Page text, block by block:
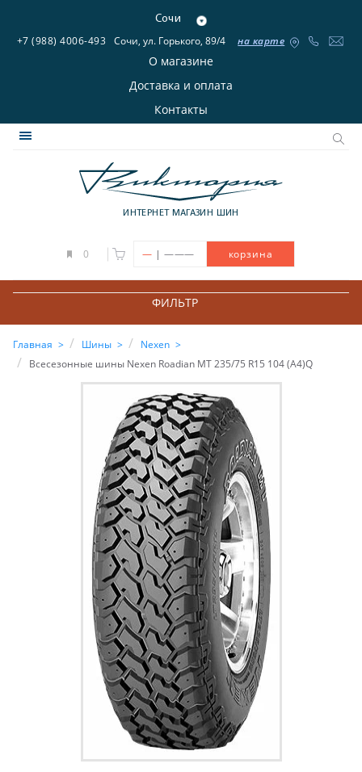
Сочи
+7 (988) 4006-493 Сочи, ул. Горького, 89/4 на карте
О магазине
Доставка и оплата
Контакты
ИНТЕРНЕТ МАГАЗИН ШИН
0 — | ——— корзина
ФИЛЬТР
Главная Шины
Nexen
Всесезонные шины Nexen Roadian MT 235/75 R15 104 (A4)Q